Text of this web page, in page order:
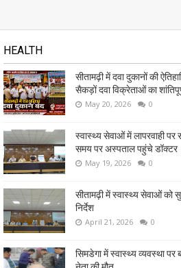
HEALTH
सीतामढ़ी में दवा दुकानों की
सैकड़ों दवा विक्रेताओं का
May 20, 2026 0
स्वास्थ्य सेवाओं में लापरवाही पर
समय पर अस्पताल पहुंचे डॉक्टर
May 19, 2026 0
सीतामढ़ी में स्वास्थ्य सेवाओं
निर्देश
April 21, 2026 0
सिमडेगा में स्वास्थ्य व्यवस्था